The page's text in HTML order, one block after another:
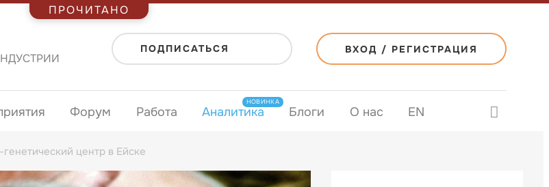
ПОДПИСАТЬСЯ ВХОД / РЕГИСТРАЦИЯ
Форум Работа Аналитика
НОВИНКА
Блоги О нас EN
центр в Ейске
ПРОЧИТАНО